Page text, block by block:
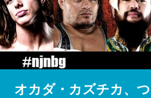
オカダ・カズチカ、